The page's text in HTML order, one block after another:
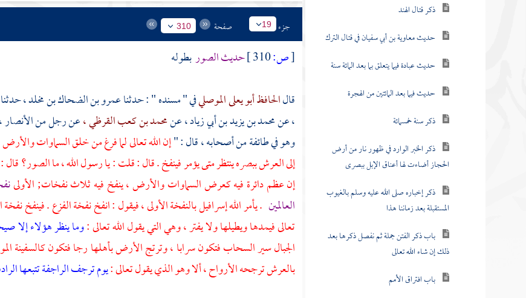
ذكر قتال الهند
حديث معاوية بن أبي سفيان في قتال الترك
حديث عبادة فيما يتعلق بما بعد المائة سنة
حديث فيما بعد المائتين من الهجرة
ذكر سنة خمسمائة
ذكر الخبر الوارد في ظهور نار من أرض
الحجاز أضاءت لها أعناق الإبل ببصرى
ذكر إخباره صلى الله عليه وسلم بالغيوب
المستقبلة بعد زماننا هذا
باب ذكر الفتن جملة ثم نفصل ذكرها بعد
ذلك إن شاء الله تعالى
باب افتراق الأمم
جزء 19 صفحة 310
[ص: حديث الصوربطوله
قالالحافظ أبو يعلى الموصليفي " مسنده " : حدثناعمرو بن الضحاك بن مخلد ،
،عنمحمد بن يزيد بن أبي زياد ،عنمحمد بن كعب القرظي ،عن رجل منالأنصار ،
وهو في طائفة من أصحابه ، قال : "إن الله تعالى لما فرغ من خلق السماوات
إلى العرش ببصره ينتظر متى يؤمر فينفخ . قال : قلت : يا رسول الله ، ما
إن عظم دائرة فيه كعرض السماوات والأرض ، ينفخ فيه ثلاث نفخات; الأولى
العالمين . يأمر اللهإسرافيلبالنفخة الأولى ، فيقول : انفخ نفخة الفزع . فينفخ
تعالى فيمدها ويطيلها ولا يفتر ، وهي التي يقول الله تعالى :وما ينظر هؤلاء إلا
الجبال سير السحاب فتكون سرابا ، وترتج الأرض بأهلها رجا فتكون كالسفينة
بالعرش ترجحه الأرواح ، ألا وهو الذي يقول تعالى :يوم ترجف الراجفة تتبعها